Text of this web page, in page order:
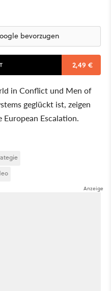
bevorzugen
2,49 €
in Conflict und Men of
geglückt ist, zeigen
Escalation.